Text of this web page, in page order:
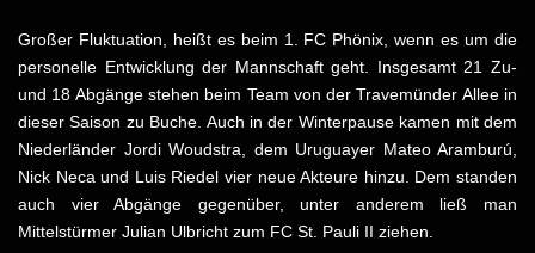
Großer Fluktuation, heißt es beim 1. FC Phönix, wenn es um die
personelle Entwicklung der Mannschaft geht. Insgesamt 21 Zu-
und 18 Abgänge stehen beim Team von der Travemünder Allee in
dieser Saison zu Buche. Auch in der Winterpause kamen mit dem
Niederländer Jordi Woudstra, dem Uruguayer Mateo Aramburú,
Nick Neca und Luis Riedel vier neue Akteure hinzu. Dem standen
auch vier Abgänge gegenüber, unter anderem ließ man
Mittelstürmer Julian Ulbricht zum FC St. Pauli II ziehen.